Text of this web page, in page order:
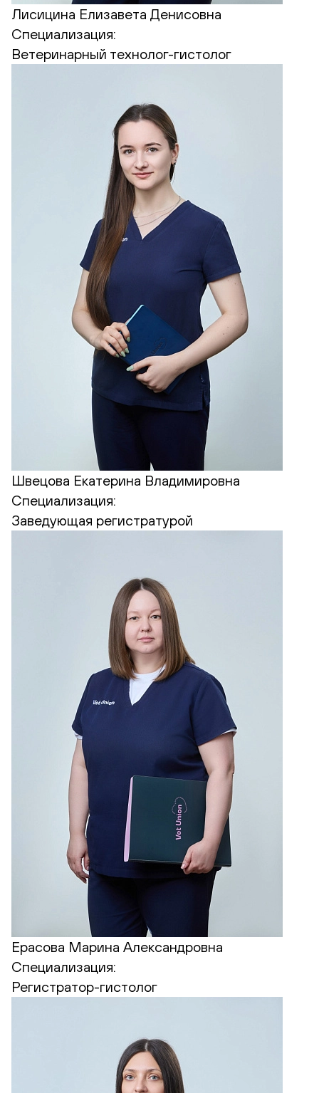
Лисицина Елизавета Денисовна
Специализация:
Ветеринарный технолог-гистолог
Швецова Екатерина Владимировна
Специализация:
Заведующая регистратурой
Ерасова Марина Александровна
Специализация:
Регистратор-гистолог